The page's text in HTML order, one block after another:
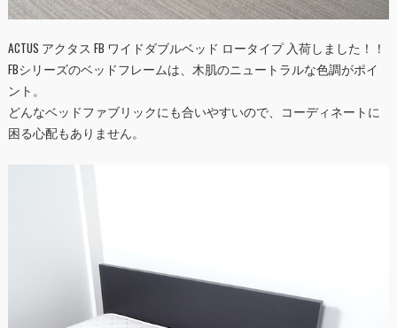
ACTUS アクタス FB ワイドダブルベッド ロータイプ 入荷しました！！
FBシリーズのベッドフレームは、木肌のニュートラルな色調がポイ
ント。
どんなベッドファブリックにも合いやすいので、コーディネートに
困る心配もありません。